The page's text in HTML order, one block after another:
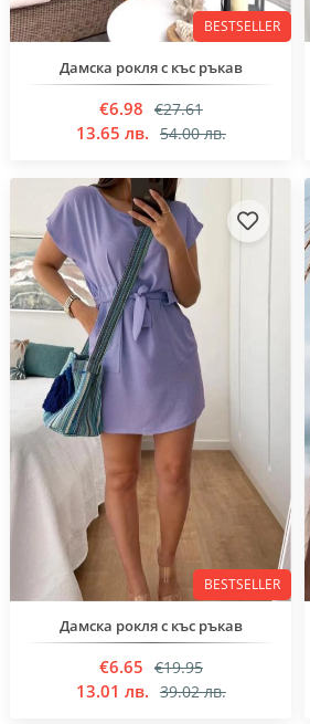
BESTSELLER
Дамска рокля с къс ръкав
€6.98 €27.61
13.65 лв. 54.00 лв.
BESTSELLER
Дамска рокля с къс ръкав
€6.65 €19.95
13.01 лв. 39.02 лв.